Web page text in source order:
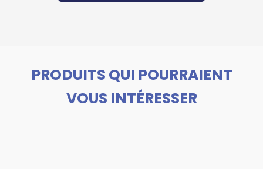
PRODUITS QUI POURRAIENT
VOUS INTÉRESSER